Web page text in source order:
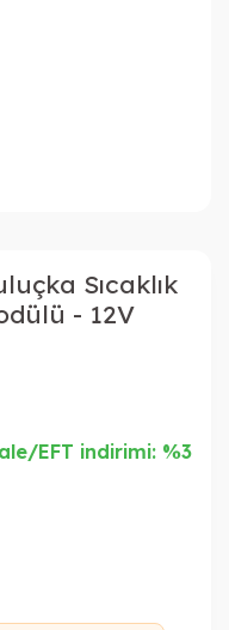
Sıcaklık
- 12V
EFT indirimi: %3